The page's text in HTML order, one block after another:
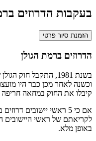
בעקבות הדרוזים
הזמנת סיור פרטי
הדרוזים ברמת הגולן
בשנת 1981, התקבל
וכשנה לאחר מכן כבר היו
קיבלו את החוק במחאה חריפה
לקריאתם של ראשי היישובים
באופן מלא.